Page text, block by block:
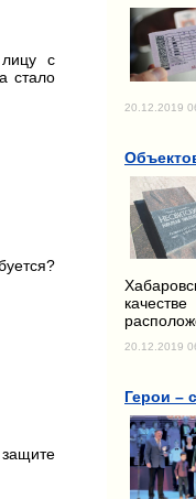
с
стало
20.12.2019
20.12.2019
Герои –